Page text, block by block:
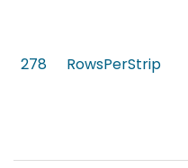
278 RowsPerStrip